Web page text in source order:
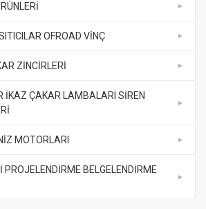
OFROAD VİNÇ
ZİNCİRLERİ
İKAZ ÇAKAR LAMBALARI SİREN
MOTORLARI
PROJELENDİRME BELGELENDİRME